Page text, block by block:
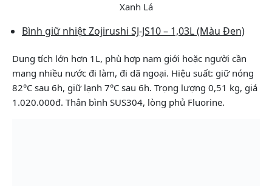
Xanh Lá
Bình giữ nhiệt Zojirushi SJ-JS10 – 1,03L (Màu Đen)
Dung tích lớn hơn 1L, phù hợp nam giới hoặc người cần
mang nhiều nước đi làm, đi dã ngoại. Hiệu suất: giữ nóng
82°C sau 6h, giữ lạnh 7°C sau 6h. Trọng lượng 0,51 kg, giá
1.020.000đ. Thân bình SUS304, lòng phủ Fluorine.